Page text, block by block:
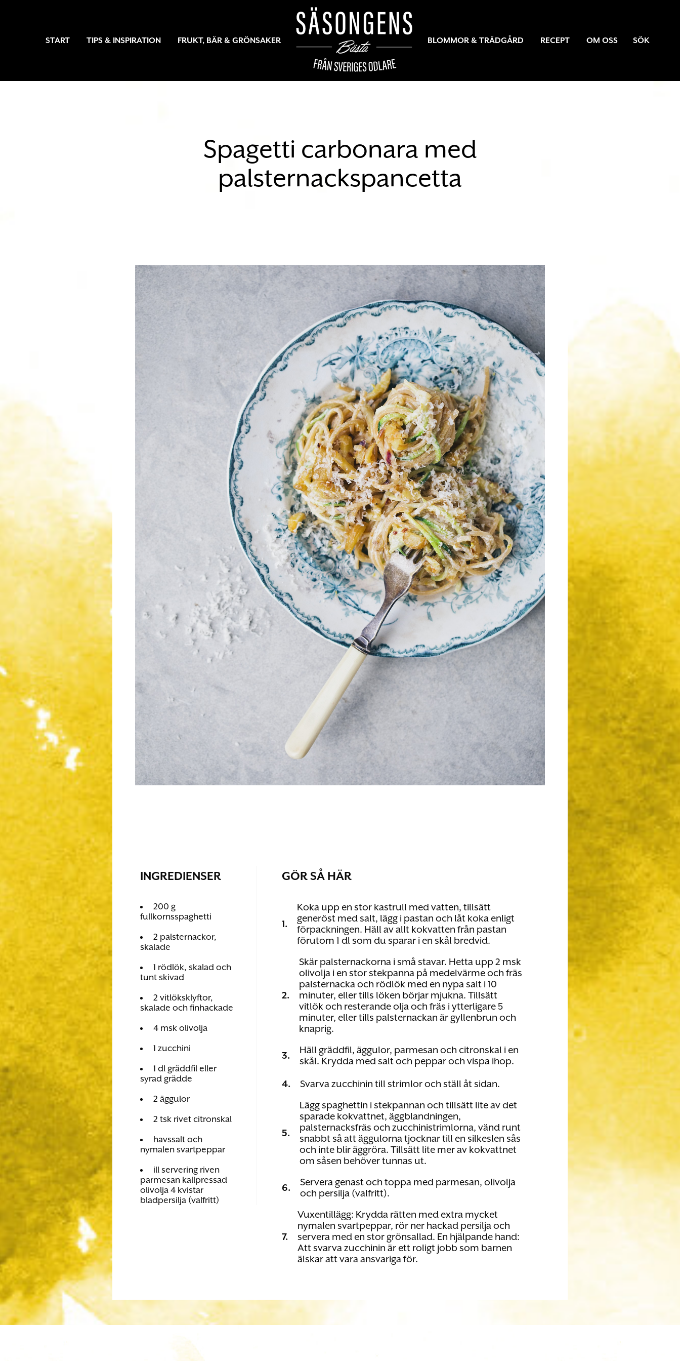
START TIPS & INSPIRATION FRUKT, BÄR & GRÖNSAKER BLOMMOR & TRÄDGÅRD RECEPT OM OSS SÖK
Spagetti carbonara med
palsternackspancetta
INGREDIENSER
200 g
fullkornsspaghetti
2 palsternackor,
skalade
1 rödlök, skalad och
tunt skivad
2 vitlöksklyftor,
skalade och finhackade
4 msk olivolja
1 zucchini
1 dl gräddfil eller
syrad grädde
2 äggulor
2 tsk rivet citronskal
havssalt och
nymalen svartpeppar
ill servering riven
parmesan kallpressad
olivolja 4 kvistar
bladpersilja (valfritt)
GÖR SÅ HÄR
1.
Koka upp en stor kastrull med vatten, tillsätt
generöst med salt, lägg i pastan och låt koka enligt
förpackningen. Häll av allt kokvatten från pastan
förutom 1 dl som du sparar i en skål bredvid.
2.
Skär palsternackorna i små stavar. Hetta upp 2 msk
olivolja i en stor stekpanna på medelvärme och fräs
palsternacka och rödlök med en nypa salt i 10
minuter, eller tills löken börjar mjukna. Tillsätt
vitlök och resterande olja och fräs i ytterligare 5
minuter, eller tills palsternackan är gyllenbrun och
knaprig.
3.
Häll gräddfil, äggulor, parmesan och citronskal i en
skål. Krydda med salt och peppar och vispa ihop.
4. Svarva zucchinin till strimlor och ställ åt sidan.
5.
Lägg spaghettin i stekpannan och tillsätt lite av det
sparade kokvattnet, äggblandningen,
palsternacksfräs och zucchinistrimlorna, vänd runt
snabbt så att äggulorna tjocknar till en silkeslen sås
och inte blir äggröra. Tillsätt lite mer av kokvattnet
om såsen behöver tunnas ut.
6.
Servera genast och toppa med parmesan, olivolja
och persilja (valfritt).
7.
Vuxentillägg: Krydda rätten med extra mycket
nymalen svartpeppar, rör ner hackad persilja och
servera med en stor grönsallad. En hjälpande hand:
Att svarva zucchinin är ett roligt jobb som barnen
älskar att vara ansvariga för.